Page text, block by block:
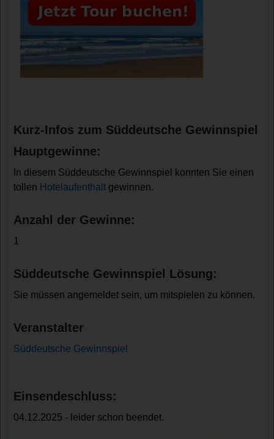
Kurz-Infos zum Süddeutsche Gewinnspiel
Hauptgewinne:
In diesem Süddeutsche Gewinnspiel konnten Sie einen
tollen Hotelaufenthalt gewinnen.
Anzahl der Gewinne:
1
Süddeutsche Gewinnspiel Lösung:
Sie müssen angemeldet sein, um mitspielen zu können.
Veranstalter
Süddeutsche Gewinnspiel
Einsendeschluss:
04.12.2025 - leider schon beendet.